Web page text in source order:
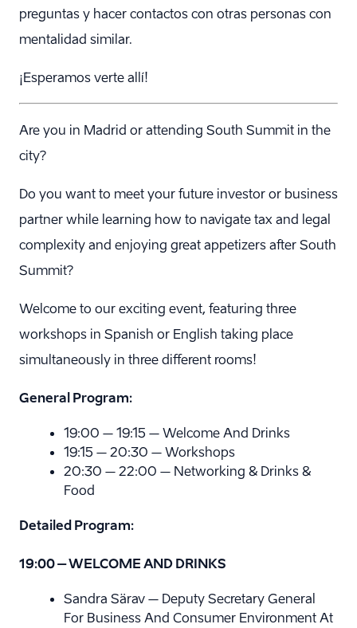
preguntas y hacer contactos con otras personas con
mentalidad similar.
¡Esperamos verte allí!
Are you in Madrid or attending South Summit in the
city?
Do you want to meet your future investor or business
partner while learning how to navigate tax and legal
complexity and enjoying great appetizers after South
Summit?
Welcome to our exciting event, featuring three
workshops in Spanish or English taking place
simultaneously in three different rooms!
General Program:
19:00 – 19:15 – Welcome And Drinks
19:15 – 20:30 – Workshops
20:30 – 22:00 – Networking & Drinks &
Food
Detailed Program:
19:00 – WELCOME AND DRINKS
Sandra Särav – Deputy Secretary General
For Business And Consumer Environment At